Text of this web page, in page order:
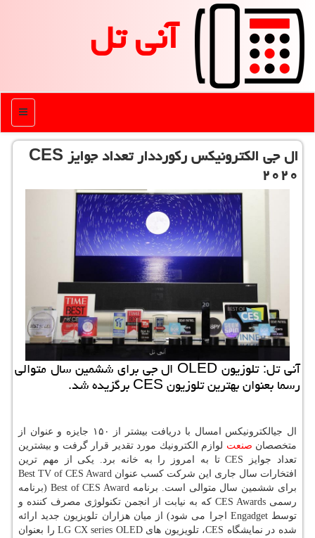
آنی تل
منو
ال جی الكترونیكس ركورددار تعداد جوایز CES
۲۰۲۰
آنی تل: تلوزیون OLED ال جی برای ششمین سال متوالی
رسما بعنوان بهترین تلوزیون CES برگزیده شد.
ال جیالكترونیكس امسال با دریافت بیشتر از ۱۵۰ جایزه و عنوان از
متخصصان صنعت لوازم الكترونیك مورد تقدیر قرار گرفت و بیشترین
تعداد جوایز CES تا به امروز را به خانه برد. یكی از مهم ترین
افتخارات سال جاری این شركت كسب عنوان Best TV of CES Award
برای ششمین سال متوالی است. برنامه Best of CES Award (برنامه
رسمی CES Awards كه به نیابت از انجمن تكنولوژی مصرف كننده و
توسط Engadget اجرا می شود) از میان هزاران تلویزیون جدید ارائه
شده در نمایشگاه CES، تلویزیون های LG CX series OLED را بعنوان